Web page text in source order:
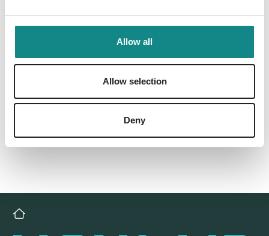
Allow all
Allow selection
Deny
Back to overview